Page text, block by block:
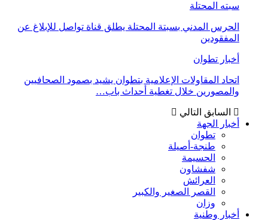
سبته المحتلة
الحرس المدني بسبتة المحتلة يطلق قناة تواصل للإبلاغ عن
المفقودين
أخبار تطوان
اتحاد المقاولات الإعلامية بتطوان يشيد بصمود الصحافيين
والمصورين خلال تغطية أحداث باب…
السابق التالي
أخبار الجهة
تطوان
طنجة-أصيلة
الحسيمة
شفشاون
العرائش
القصر الصغير والكبير
وزان
أخبار وطنية